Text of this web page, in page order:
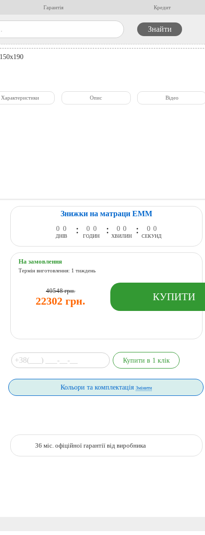
Гарантія Кредит
Характеристики Опис Відео
Знижки на матраци ЕММ
0 0
ДНІВ
: 0 0
ГОДИН
: 0 0
ХВИЛИН
: 0 0
СЕКУНД
На замовлення
Термін виготовлення: 1 тиждень
40548 грн.
22302 грн.
Кольори та комплектація Змінити
36 міс. офіційної гарантії від виробника